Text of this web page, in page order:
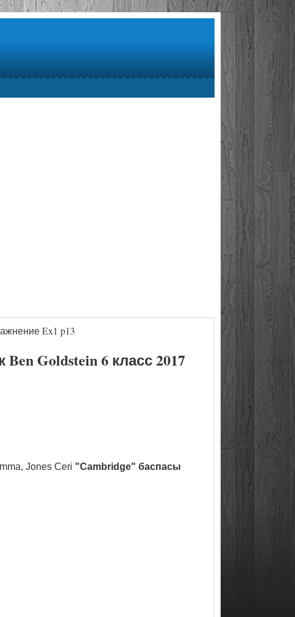
Ex1 p13
Goldstein 6 класс 2017
Jones Ceri "Cambridge" баспасы